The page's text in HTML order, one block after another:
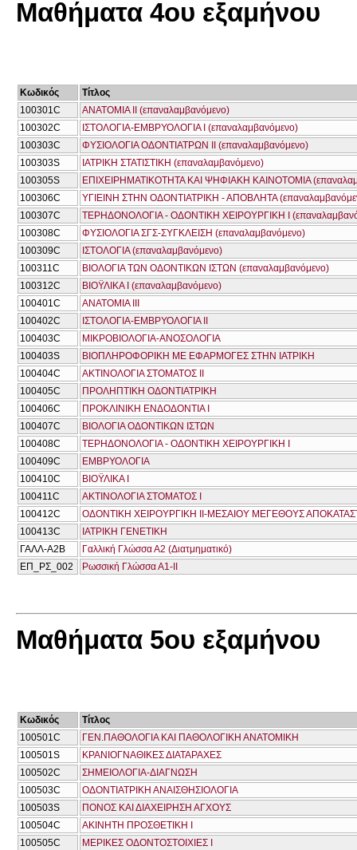
Μαθήματα 4ου εξαμήνου
Κωδικός
Τίτλος
100301C
ΑΝΑΤΟΜΙΑ ΙΙ (επαναλαμβανόμενο)
100302C
ΙΣΤΟΛΟΓΙΑ-ΕΜΒΡΥΟΛΟΓΙΑ Ι (επαναλαμβανόμενο)
100303C
ΦΥΣΙΟΛΟΓΙΑ ΟΔΟΝΤΙΑΤΡΩΝ ΙΙ (επαναλαμβανόμενο)
100303S
ΙΑΤΡΙΚΗ ΣΤΑΤΙΣΤΙΚΗ (επαναλαμβανόμενο)
100305S
ΕΠΙΧΕΙΡΗΜΑΤΙΚΟΤΗΤΑ ΚΑΙ ΨΗΦΙΑΚΗ ΚΑΙΝΟΤΟΜΙΑ
100306C
ΥΓΙΕΙΝΗ ΣΤΗΝ ΟΔΟΝΤΙΑΤΡΙΚΗ - ΑΠΟΒΛΗΤΑ
100307C
ΤΕΡΗΔΟΝΟΛΟΓΙΑ - ΟΔΟΝΤΙΚΗ ΧΕΙΡΟΥΡΓΙΚΗ Ι
100308C
ΦΥΣΙΟΛΟΓΙΑ ΣΓΣ-ΣΥΓΚΛΕΙΣΗ (επαναλαμβανόμενο)
100309C
ΙΣΤΟΛΟΓΙΑ (επαναλαμβανόμενο)
100311C
ΒΙΟΛΟΓΙΑ ΤΩΝ ΟΔΟΝΤΙΚΩΝ ΙΣΤΩΝ (επαναλαμβανόμενο)
100312C
ΒΙΟΫΛΙΚΑ Ι (επαναλαμβανόμενο)
100401C
ΑΝΑΤΟΜΙΑ ΙΙΙ
100402C
ΙΣΤΟΛΟΓΙΑ-ΕΜΒΡΥΟΛΟΓΙΑ ΙΙ
100403C
ΜΙΚΡΟΒΙΟΛΟΓΙΑ-ΑΝΟΣΟΛΟΓΙΑ
100403S
ΒΙΟΠΛΗΡΟΦΟΡΙΚΗ ΜΕ ΕΦΑΡΜΟΓΕΣ ΣΤΗΝ ΙΑΤΡΙΚΗ
100404C
ΑΚΤΙΝΟΛΟΓΙΑ ΣΤΟΜΑΤΟΣ ΙΙ
100405C
ΠΡΟΛΗΠΤΙΚΗ ΟΔΟΝΤΙΑΤΡΙΚΗ
100406C
ΠΡΟΚΛΙΝΙΚΗ ΕΝΔΟΔΟΝΤΙΑ Ι
100407C
ΒΙΟΛΟΓΙΑ ΟΔΟΝΤΙΚΩΝ ΙΣΤΩΝ
100408C
ΤΕΡΗΔΟΝΟΛΟΓΙΑ - ΟΔΟΝΤΙΚΗ ΧΕΙΡΟΥΡΓΙΚΗ Ι
100409C
ΕΜΒΡΥΟΛΟΓΙΑ
100410C
ΒΙΟΫΛΙΚΑ Ι
100411C
ΑΚΤΙΝΟΛΟΓΙΑ ΣΤΟΜΑΤΟΣ Ι
100412C
ΟΔΟΝΤΙΚΗ ΧΕΙΡΟΥΡΓΙΚΗ ΙΙ-ΜΕΣΑΙΟΥ ΜΕΓΕΘΟΥΣ
100413C
ΙΑΤΡΙΚΗ ΓΕΝΕΤΙΚΗ
ΓΑΛΛ-Α2Β
Γαλλική Γλώσσα Α2 (Διατμηματικό)
ΕΠ_ΡΣ_002
Ρωσσική Γλώσσα Α1-ΙΙ
Μαθήματα 5ου εξαμήνου
Κωδικός
Τίτλος
100501C
ΓΕΝ.ΠΑΘΟΛΟΓΙΑ ΚΑΙ ΠΑΘΟΛΟΓΙΚΗ ΑΝΑΤΟΜΙΚΗ
100501S
ΚΡΑΝΙΟΓΝΑΘΙΚΕΣ ΔΙΑΤΑΡΑΧΕΣ
100502C
ΣΗΜΕΙΟΛΟΓΙΑ-ΔΙΑΓΝΩΣΗ
100503C
ΟΔΟΝΤΙΑΤΡΙΚΗ ΑΝΑΙΣΘΗΣΙΟΛΟΓΙΑ
100503S
ΠΟΝΟΣ ΚΑΙ ΔΙΑΧΕΙΡΗΣΗ ΑΓΧΟΥΣ
100504C
ΑΚΙΝΗΤΗ ΠΡΟΣΘΕΤΙΚΗ Ι
100505C
ΜΕΡΙΚΕΣ ΟΔΟΝΤΟΣΤΟΙΧΙΕΣ Ι